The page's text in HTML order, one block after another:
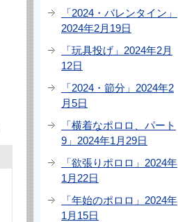
「2024・バレンタイン」
2024年2月19日
「玩具投げ」2024年2月
12日
「2024・節分」2024年2
月5日
「横着なポロロ、パート
9」2024年1月29日
「欲張りポロロ」2024年
1月22日
「年始のポロロ」2024年
1月15日